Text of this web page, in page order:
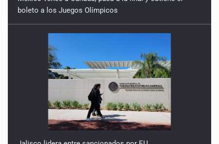
boleto a los Juegos Olímpicos